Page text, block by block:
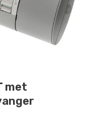
met